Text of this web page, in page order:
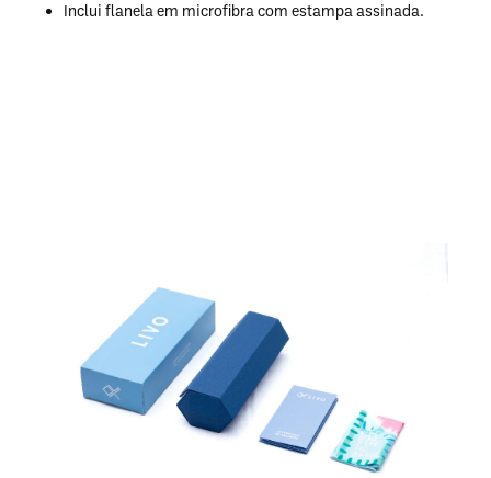
Inclui flanela em microfibra com estampa assinada.